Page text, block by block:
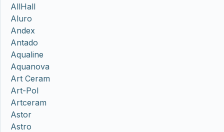
AllHall
Aluro
Andex
Antado
Aqualine
Aquanova
Art Ceram
Art-Pol
Artceram
Astor
Astro